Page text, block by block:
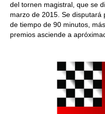
del tornen magistral, que se
marzo de 2015. Se
de tiempo de 90 minutos,
premios asciende a